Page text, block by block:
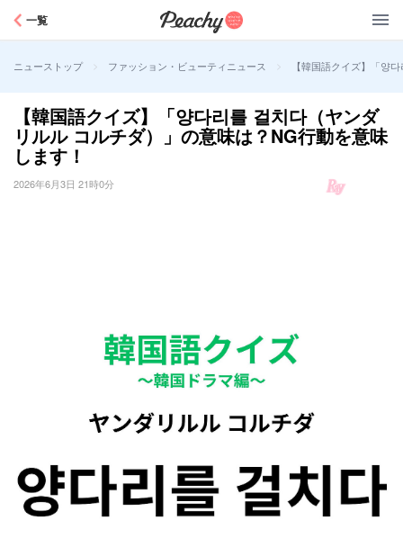
一覧
ニューストップ > ファッション・ビューティニュース > 【韓国語クイズ】「양
【韓国語クイズ】「양다리를 걸치다（ヤンダ
リルル コルチダ）」の意味は？NG行動を意味
します！
2026年6月3日 21時0分